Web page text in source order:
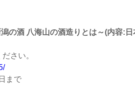
酒 八海山の酒造りとは～(内容:日
さい。
まで